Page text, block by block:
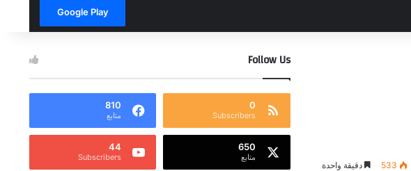
Google Play
533 دقيقة واحدة
Follow Us
0
Subscribers
810
متابع
650
متابع
44
Subscribers